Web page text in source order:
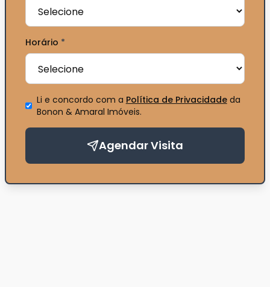
Horário *
Li e concordo com a Política de Privacidadeda
Bonon & Amaral Imóveis.
Agendar Visita